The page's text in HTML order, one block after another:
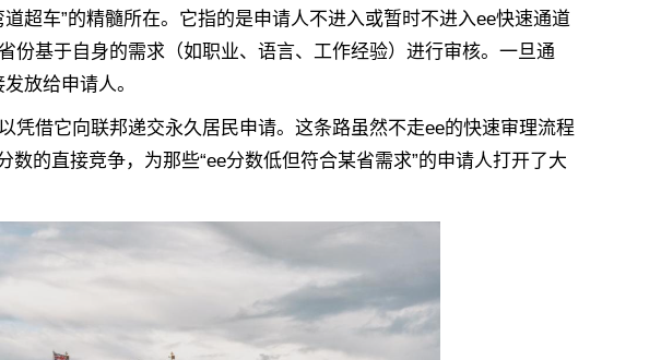
车”的精髓所在。它指的是申请人不进入或暂时不进入ee快速通道
份基于自身的需求（如职业、语言、工作经验）进行审核。一旦通
放给申请人。
借它向联邦递交永久居民申请。这条路虽然不走ee的快速审理流程
数的直接竞争，为那些“ee分数低但符合某省需求”的申请人打开了大